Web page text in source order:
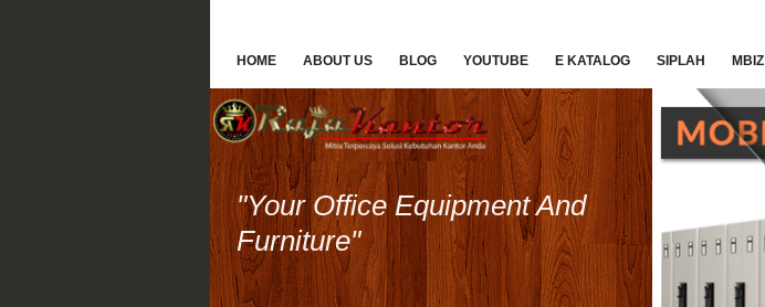
HOME ABOUT US BLOG YOUTUBE E KATALOG SIPLAH MBIZ
"Your Office Equipment And
Furniture"